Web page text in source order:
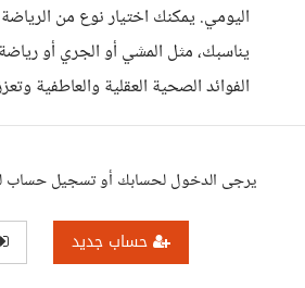
اليومي. يمكنك اختيار نوع من
يناسبك، مثل المشي أو الجري أو
الفوائد الصحية العقلية والعاطفية
يرجى الدخول لحسابك أو تسجيل حساب
حساب جديد